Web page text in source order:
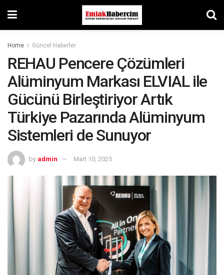
Home Güncel Haberler
REHAU Pencere Çözümleri
Alüminyum Markası ELVIAL ile
Gücünü Birleştiriyor Artık
Türkiye Pazarında Alüminyum
Sistemleri de Sunuyor
by admin Mart 10, 2025